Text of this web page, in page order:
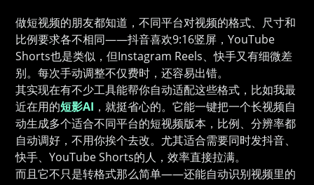
做短视频的朋友都知道，不同平台对视频的格式、尺寸和
比例要求各不相同——抖音喜欢9:16竖屏，YouTube
Shorts也是类似，但Instagram Reels、快手又有细微差
别。每次手动调整不仅费时，还容易出错。
其实现在有不少工具能帮你自动适配这些格式，比如我最
近在用的短影AI ，就挺省心的。它能一键把一个长视频自
动生成多个适合不同平台的短视频版本，比例、分辨率都
自动调好，不用你挨个去改。尤其适合需要同时发抖音、
快手、YouTube Shorts的人，效率直接拉满。
而且它不只是转格式那么简单——还能自动识别视频里的